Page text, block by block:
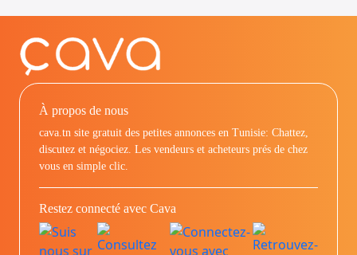
À propos de nous
cava.tn site gratuit des petites annonces en Tunisie: Chattez,
discutez et négociez. Les vendeurs et acheteurs prés de chez
vous en simple clic.
Restez connecté avec Cava